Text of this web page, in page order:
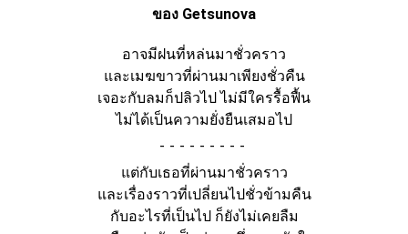
ของ Getsunova
อาจมีฝนที่หล่นมาชั่วคราว
และเมฆขาวที่ผ่านมาเพียงชั่วคืน
เจอะกับลมก็ปลิวไป ไม่มีใครรื้อฟื้น
ไม่ได้เป็นความยั่งยืนเสมอไป
-
แต่กับเธอที่ผ่านมาชั่วคราว
และเรื่องราวที่เปลี่ยนไปชั่วข้ามคืน
กับอะไรที่เป็นไป ก็ยังไม่เคยลืม